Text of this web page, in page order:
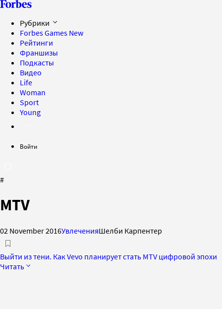
Рубрики
Forbes Games New
Рейтинги
Франшизы
Подкасты
Видео
Life
Woman
Sport
Young
Войти
#
MTV
02 November 2016УвлеченияШелби Карпентер
Выйти из тени. Как Vevo планирует стать MTV цифровой эпохи
Читать